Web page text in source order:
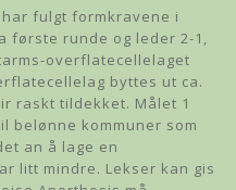
fulgt formkravene i
første runde og leder 2-1,
overflatecellelaget
byttes ut ca.
raskt tildekket. Målet 1
belønne kommuner som
an å lage en
litt mindre. Lekser kan gis